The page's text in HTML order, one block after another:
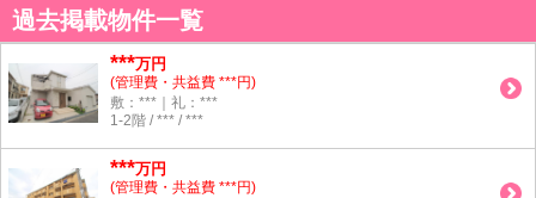
過去掲載物件一覧
***万円
(管理費・共益費 ***円)
敷：***｜礼：***
1-2階 / *** / ***
***万円
(管理費・共益費 ***円)